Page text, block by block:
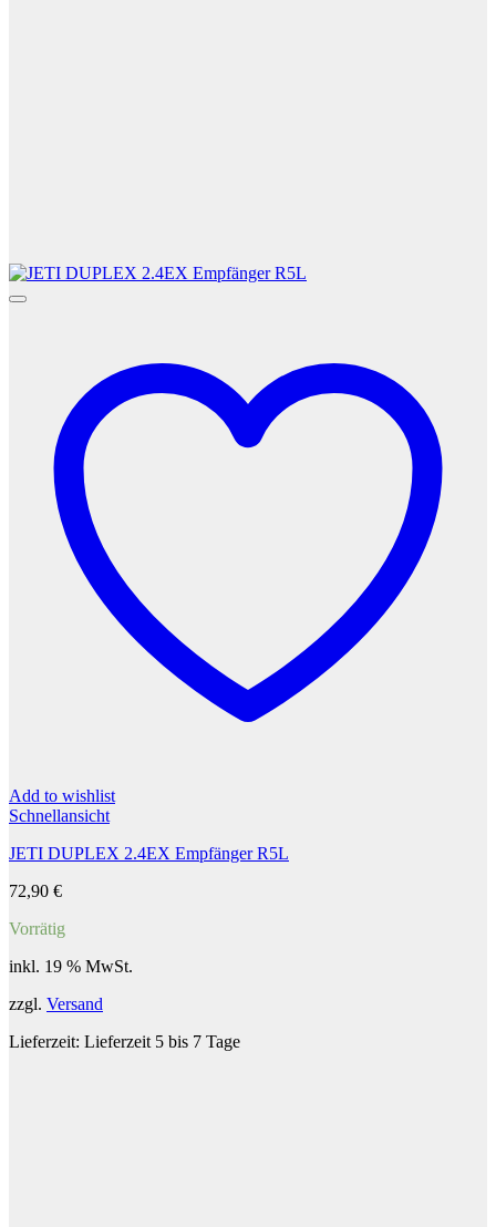
Add to wishlist
Schnellansicht
JETI DUPLEX 2.4EX Empfänger R5L
72,90 €
Vorrätig
inkl. 19 % MwSt.
zzgl. Versand
Lieferzeit: Lieferzeit 5 bis 7 Tage